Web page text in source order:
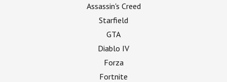
Assassin's Creed
Starfield
GTA
Diablo IV
Forza
Fortnite